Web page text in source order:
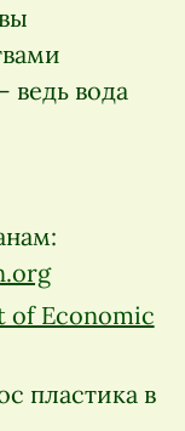
ведь вода
of Economic
пластика в